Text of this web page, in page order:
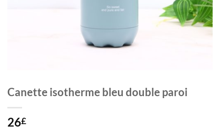
Canette isotherme bleu double paroi
26£